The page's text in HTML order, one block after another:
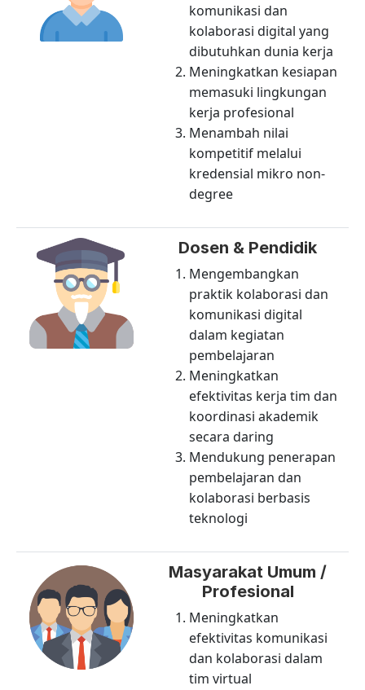
komunikasi dan
kolaborasi digital yang
dibutuhkan dunia kerja
Meningkatkan kesiapan
memasuki lingkungan
kerja profesional
Menambah nilai
kompetitif melalui
kredensial mikro non-
degree
Dosen & Pendidik
Mengembangkan
praktik kolaborasi dan
komunikasi digital
dalam kegiatan
pembelajaran
Meningkatkan
efektivitas kerja tim dan
koordinasi akademik
secara daring
Mendukung penerapan
pembelajaran dan
kolaborasi berbasis
teknologi
Masyarakat Umum /
Profesional
Meningkatkan
efektivitas komunikasi
dan kolaborasi dalam
tim virtual